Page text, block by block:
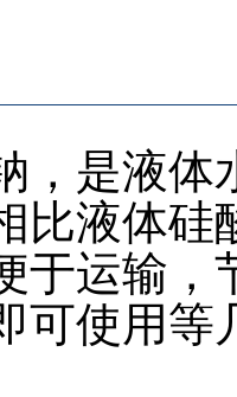
，是液体
比液体硅
于运输，
可使用等